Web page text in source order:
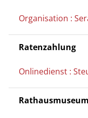
Organisation :
Ratenzahlung
Onlinedienst :
Rathausmuseum